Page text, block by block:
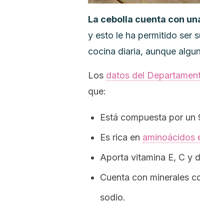
La cebolla cuenta con
y esto le ha permitido ser
cocina diaria, aunque
Los datos del
que:
Está compuesta por un
Es rica en aminoácidos
Aporta vitamina E, C y
Cuenta con minerales
sodio.